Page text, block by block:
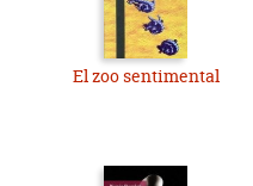
El zoo sentimental